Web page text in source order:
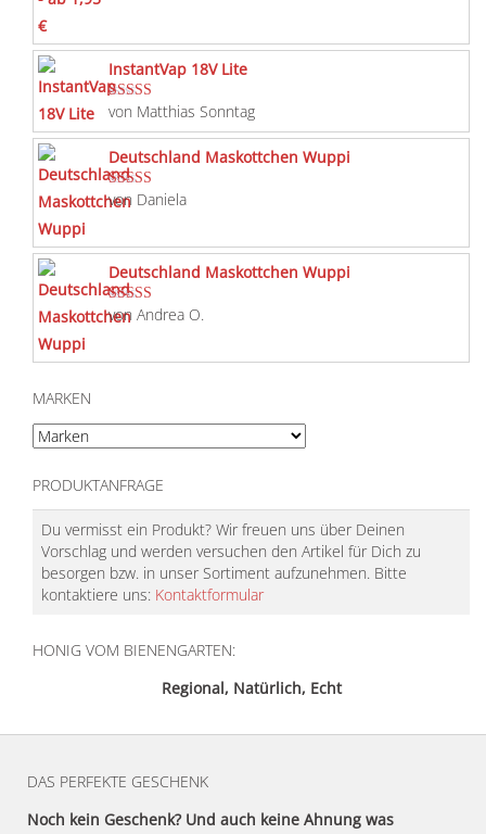
InstantVap 18V Lite
Bewertet mit
von Matthias Sonntag
Deutschland Maskottchen Wuppi
Bewertet mit
von Daniela
Deutschland Maskottchen Wuppi
Bewertet mit
von Andrea O.
MARKEN
PRODUKTANFRAGE
Du vermisst ein Produkt? Wir freuen uns über Deinen
Vorschlag und werden versuchen den Artikel für Dich zu
besorgen bzw. in unser Sortiment aufzunehmen. Bitte
kontaktiere uns: Kontaktformular
HONIG VOM BIENENGARTEN:
Regional, Natürlich, Echt
DAS PERFEKTE GESCHENK
Noch kein Geschenk? Und auch keine Ahnung was